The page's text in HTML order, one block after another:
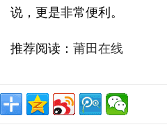
说，更是非常便利。
推荐阅读： 莆田在线